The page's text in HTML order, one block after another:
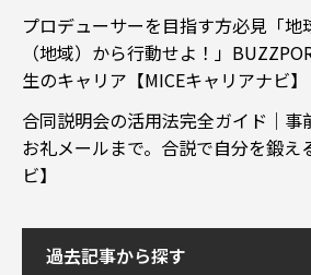
プロデューサーを目指す方必見「
（地域）から行動せよ！」
生のキャリア【MICEキャリアナビ】
合同説明会の活用法完全ガイド｜事
お礼メールまで。合説で自分を鍛え
ビ】
過去記事から探す